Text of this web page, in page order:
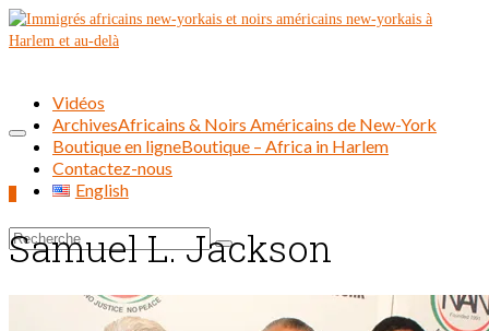
Rechercher :
Vidéos
ArchivesAfricains & Noirs Américains de New-York
Boutique en ligneBoutique – Africa in Harlem
Contactez-nous
English
Samuel L. Jackson